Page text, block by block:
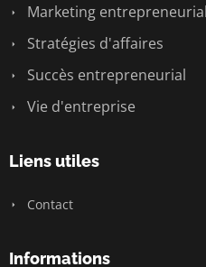
Marketing entrepreneurial
Stratégies d'affaires
Succès entrepreneurial
Vie d'entreprise
Liens utiles
Contact
Informations